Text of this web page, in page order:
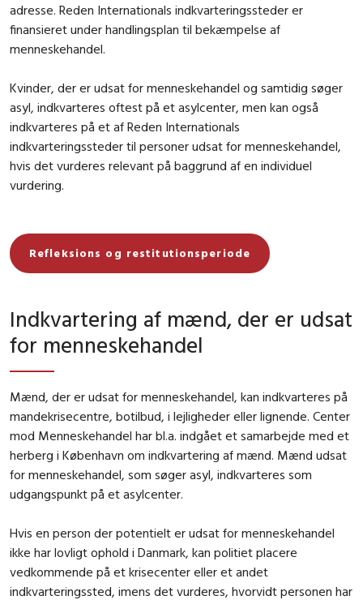
adresse. Reden Internationals indkvarteringssteder er
finansieret under handlingsplan til bekæmpelse af
menneskehandel.
Kvinder, der er udsat for menneskehandel og samtidig søger
asyl, indkvarteres oftest på et asylcenter, men kan også
indkvarteres på et af Reden Internationals
indkvarteringssteder til personer udsat for menneskehandel,
hvis det vurderes relevant på baggrund af en individuel
vurdering.
Refleksions og restitutionsperiode
Indkvartering af mænd, der er udsat
for menneskehandel
Mænd, der er udsat for menneskehandel, kan indkvarteres på
mandekrisecentre, botilbud, i lejligheder eller lignende. Center
mod Menneskehandel har bl.a. indgået et samarbejde med et
herberg i København om indkvartering af mænd. Mænd udsat
for menneskehandel, som søger asyl, indkvarteres som
udgangspunkt på et asylcenter.
Hvis en person der potentielt er udsat for menneskehandel
ikke har lovligt ophold i Danmark, kan politiet placere
vedkommende på et krisecenter eller et andet
indkvarteringssted, imens det vurderes, hvorvidt personen har